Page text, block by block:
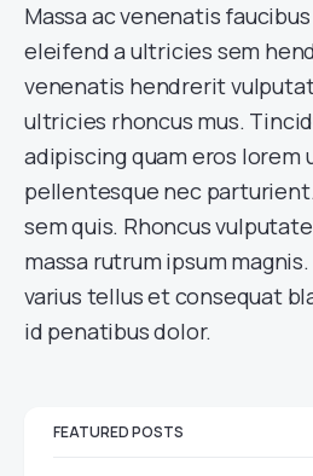
Massa ac venenatis
eleifend a ultricies sem
venenatis hendrerit
ultricies rhoncus mus.
adipiscing quam eros lorem
pellentesque nec
sem quis. Rhoncus
massa rutrum ipsum
varius tellus et consequat
id penatibus dolor.
FEATURED POSTS